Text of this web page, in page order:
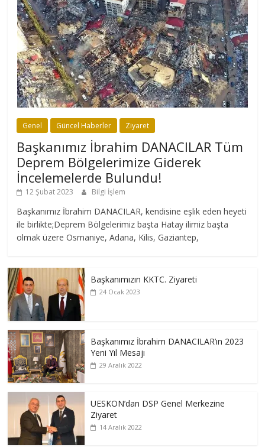
Genel Güncel Haberler Ziyaret
Başkanımız İbrahim DANACILAR Tüm
Deprem Bölgelerimize Giderek
İncelemelerde Bulundu!
12 Şubat 2023 Bilgi İşlem
Başkanımız İbrahim DANACILAR, kendisine eşlik eden heyeti
ile birlikte;Deprem Bölgelerimiz başta Hatay ilimiz başta
olmak üzere Osmaniye, Adana, Kilis, Gaziantep,
Başkanımızın KKTC. Ziyareti
24 Ocak 2023
Başkanımız İbrahim DANACILAR’ın 2023
Yeni Yıl Mesajı
29 Aralık 2022
UESKON’dan DSP Genel Merkezine
Ziyaret
14 Aralık 2022